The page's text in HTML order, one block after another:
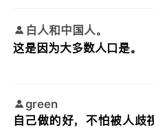
白人和中国人。
这是因为大多数人口是。
green
自己做的好，不怕被人歧